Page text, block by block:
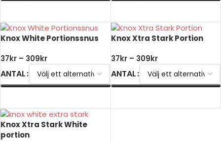
Knox White Portionssnus
37kr – 309kr
ANTAL
Knox Xtra Stark Portion
37kr – 309kr
ANTAL
Knox Xtra Stark White
portion